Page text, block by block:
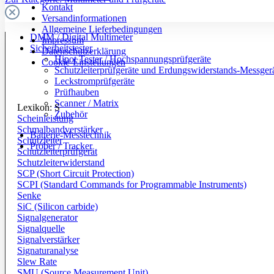
DMM / Digital Multimeter
Sicherheitstester
Hipot Tester / Hochspannungsprüfgeräte
Schutzleiterprüfgeräte und Erdungswiderstands-
Leckstromprüfgeräte
Prüfhauben
Scanner / Matrix
Zubehör
Batterie-Messtechnik
Prober / Tracker
Kontakt
Versandinformationen
Allgemeine Lieferbedingungen
Impressum
Datenschutzerklärung
Cookie-Einstellungen
Lexikon: S
Scheinleistung
Schmalbandverstärker
Schutzleiter
Schutzleiterprüfgerät
Schutzleiterwiderstand
SCP (Short Circuit Protection)
SCPI (Standard Commands for Programmable Instruments)
Senke
SiC (Silicon carbide)
Signalgenerator
Signalquelle
Signalverstärker
Signaturanalyse
Slew Rate